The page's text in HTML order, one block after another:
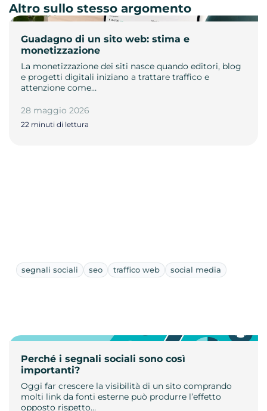
Guadagno di un sito web: stima e
monetizzazione
La monetizzazione dei siti nasce quando editori, blog
e progetti digitali iniziano a trattare traffico e
attenzione come…
28 maggio 2026
22 minuti di lettura
Altro sullo stesso argomento
segnali sociali seo traffico web social media
Perché i segnali sociali sono così
importanti?
Oggi far crescere la visibilità di un sito comprando
molti link da fonti esterne può produrre l’effetto
opposto rispetto…